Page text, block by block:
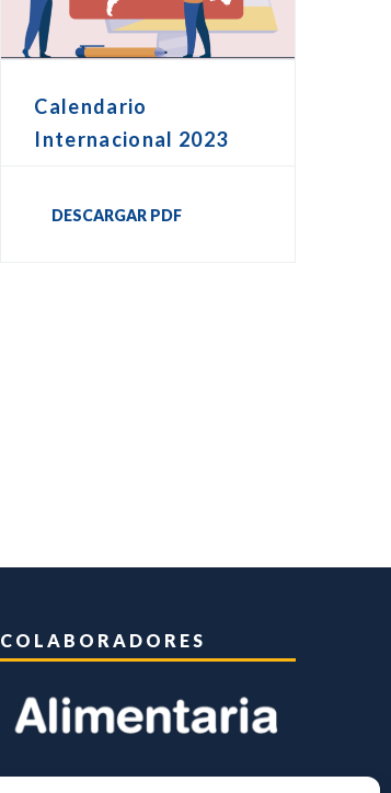
Calendario
Internacional 2023
DESCARGAR PDF
COLABORADORES